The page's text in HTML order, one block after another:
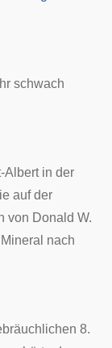
schwach
Albertin der
auf der
von Donald W.
nach
8.